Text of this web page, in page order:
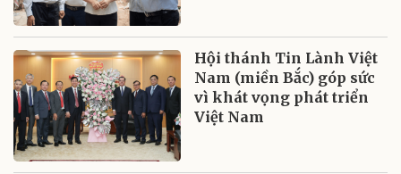
Hội thánh Tin Lành Việt
Nam (miền Bắc) góp sức
vì khát vọng phát triển
Việt Nam